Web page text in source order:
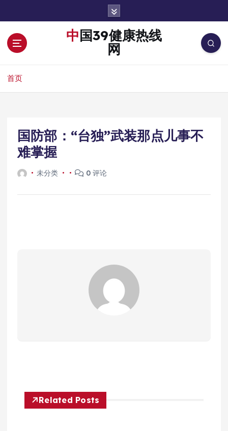
中国39健康热线
网
首页
国防部：“台独”武装那点儿事不
难掌握
未分类 0 评论
Related Posts